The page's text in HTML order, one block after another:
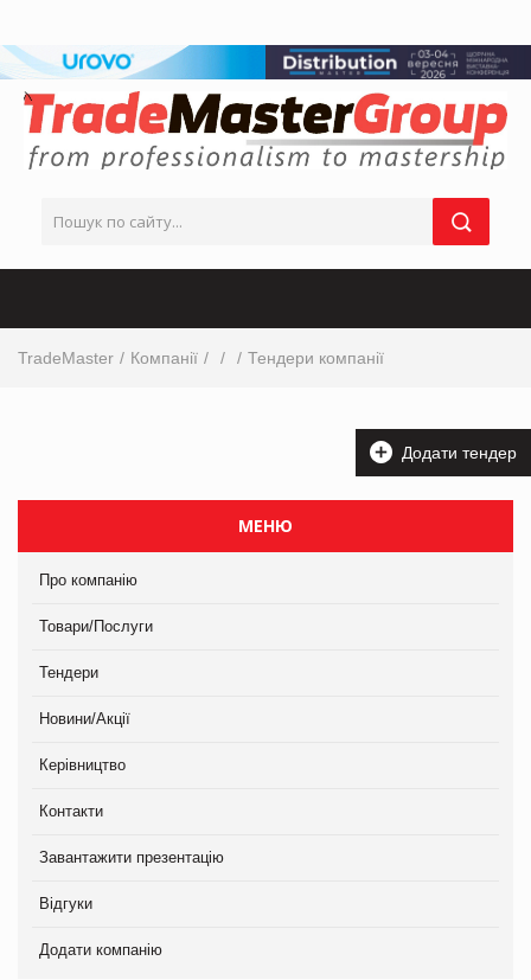
TradeMaster Компанії Тендери компанії
Додати тендер
МЕНЮ
Про компанію
Товари/Послуги
Тендери
Новини/Акції
Керівництво
Контакти
Завантажити презентацію
Відгуки
Додати компанію